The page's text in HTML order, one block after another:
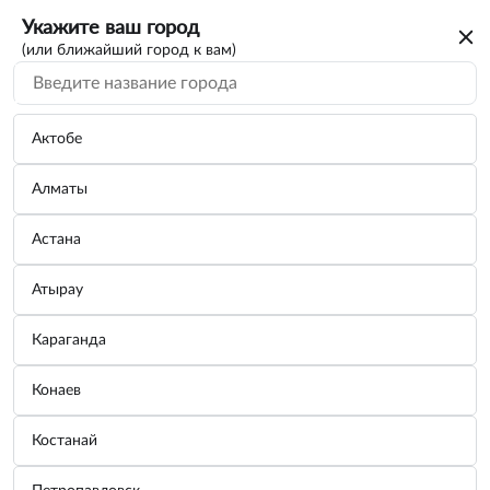
Укажите ваш город
(или ближайший город к вам)
Актобе
Алматы
Астана
Атырау
Караганда
Конаев
Костанай
Воронка D=120 мм, разборная с сеточкой
Бренд:DOLLEX